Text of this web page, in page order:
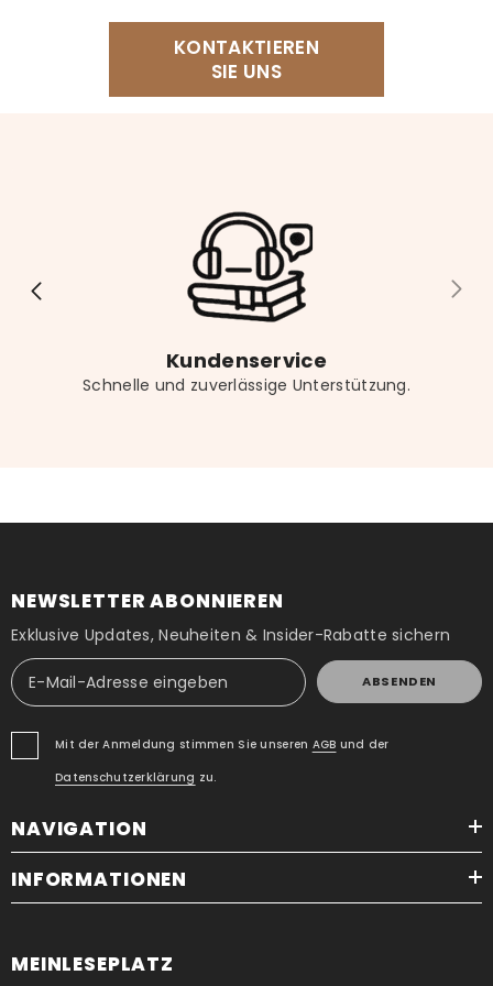
Für eine angenehme Leseecke empfehlen wir
unser Lesekissen, einen bequemen Sessel, einen
Buchständer für freihändiges Lesen sowie eine
dekorative Buchstütze für Ihr Regal. Vergessen Sie
KONTAKTIEREN
SIE UNS
Kundenservice
Schnelle und zuverlässige Unterstützung.
NEWSLETTER ABONNIEREN
Exklusive Updates, Neuheiten & Insider-Rabatte sichern
ABSENDEN
Mit der Anmeldung stimmen Sie unseren AGB und der
Datenschutzerklärung zu.
NAVIGATION
INFORMATIONEN
MEINLESEPLATZ